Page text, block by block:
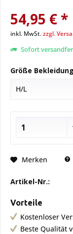
54,95 € *
inkl. MwSt.zzgl.
Sofort
Größe
Merken
Artikel-Nr.:
Vorteile
Kostenloser
Beste Qualität